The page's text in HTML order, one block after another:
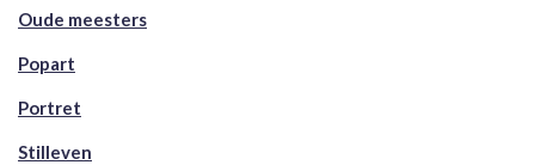
Oude meesters
Popart
Portret
Stilleven